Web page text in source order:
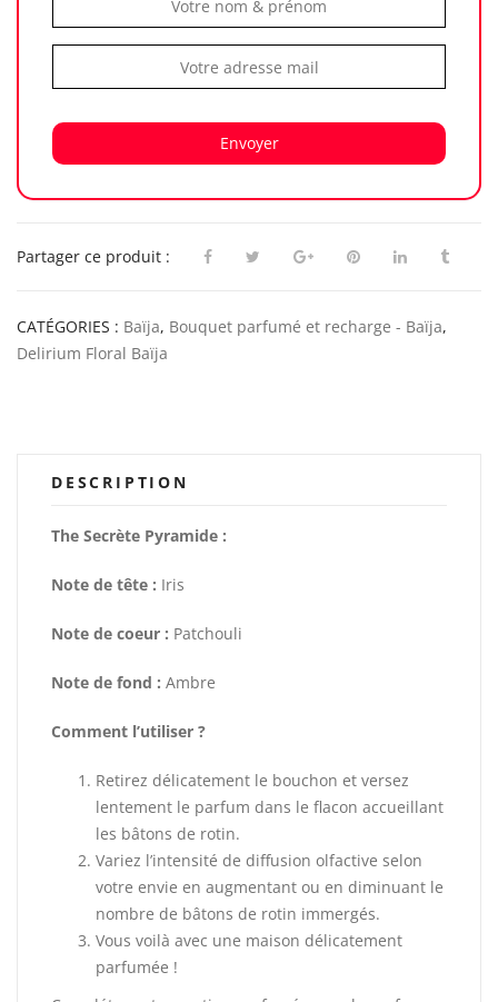
Envoyer
Partager ce produit :
CATÉGORIES : Baïja, Bouquet parfumé et recharge - Baïja,
Delirium Floral Baïja
DESCRIPTION
The Secrète Pyramide :
Note de tête : Iris
Note de coeur : Patchouli
Note de fond : Ambre
Comment l’utiliser ?
Retirez délicatement le bouchon et versez
lentement le parfum dans le flacon accueillant
les bâtons de rotin.
Variez l’intensité de diffusion olfactive selon
votre envie en augmentant ou en diminuant le
nombre de bâtons de rotin immergés.
Vous voilà avec une maison délicatement
parfumée !